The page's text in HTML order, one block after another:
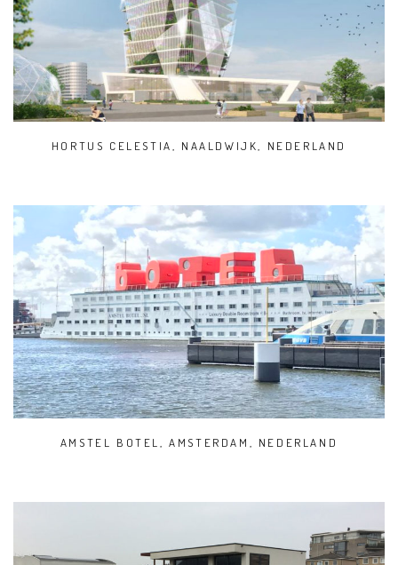
HORTUS CELESTIA, NAALDWIJK, NEDERLAND
AMSTEL BOTEL, AMSTERDAM, NEDERLAND